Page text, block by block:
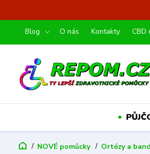
Blog O nás Kontakty CBD
NOVÉ pomůcky Ortézy a